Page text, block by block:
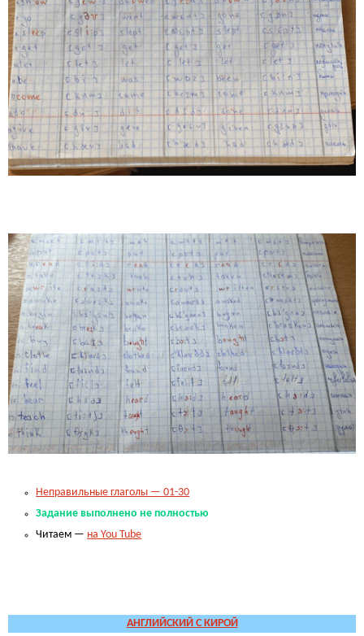
Неправильные глаголы — 01-30
Задание выполнено не полностью
Читаем — на You Tube
АНГЛИЙСКИЙ С КИРОЙ